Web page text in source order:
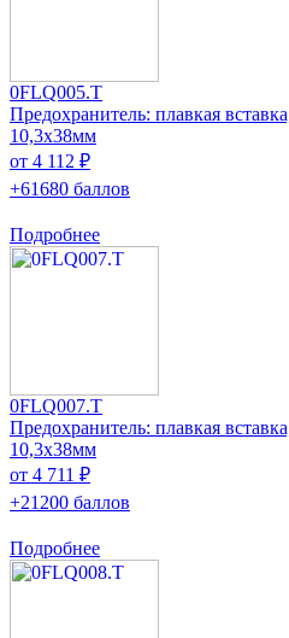
0FLQ005.T
Предохранитель: плавкая
10,3x38мм
от 4 112 ₽
+61680 баллов
Подробнее
0FLQ007.T
Предохранитель: плавкая
10,3x38мм
от 4 711 ₽
+21200 баллов
Подробнее